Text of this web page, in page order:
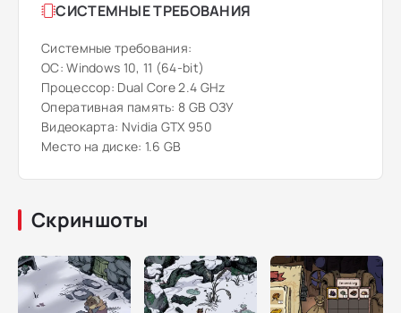
СИСТЕМНЫЕ ТРЕБОВАНИЯ
Системные требования:
ОС: Windows 10, 11 (64-bit)
Процессор: Dual Core 2.4 GHz
Оперативная память: 8 GB ОЗУ
Видеокарта: Nvidia GTX 950
Место на диске: 1.6 GB
Скриншоты